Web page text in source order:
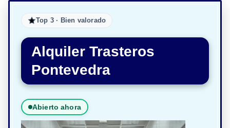
Top 3 · Bien valorado
Alquiler Trasteros
Pontevedra
Abierto ahora